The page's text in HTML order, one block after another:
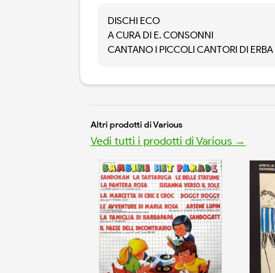
DISCHI ECO
A CURA DI E. CONSONNI
CANTANO I PICCOLI CANTORI DI
Altri prodotti di Various
Vedi tutti i prodotti di Various →